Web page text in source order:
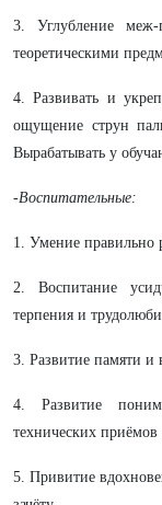
3. Углубление меж-
теоретическими
4. Развивать и
ощущение струн
Вырабатывать у
-Воспитательные:
1. Умение правильно
2. Воспитание
терпения и
3. Развитие памяти и
4. Развитие
технических приёмов
5. Привитие